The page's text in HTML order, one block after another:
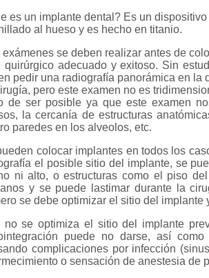
es un implante dental? Es un
al hueso y es hecho en titanio.
exámenes se deben realizar antes de
quirúrgico adecuado y exitoso. Sin
pedir una radiografía panorámica en
pero este examen no es
de ser posible ya que este examen
la cercanía de estructuras
paredes en los alveolos, etc.
colocar implantes en todos los
el posible sitio del implante, se
ni alto, o estructuras como el piso
y se puede lastimar durante la
se debe optimizar el sitio del
no se optimiza el sitio del implante
puede no darse, así
complicaciones por infección
o sensación de anestesia de